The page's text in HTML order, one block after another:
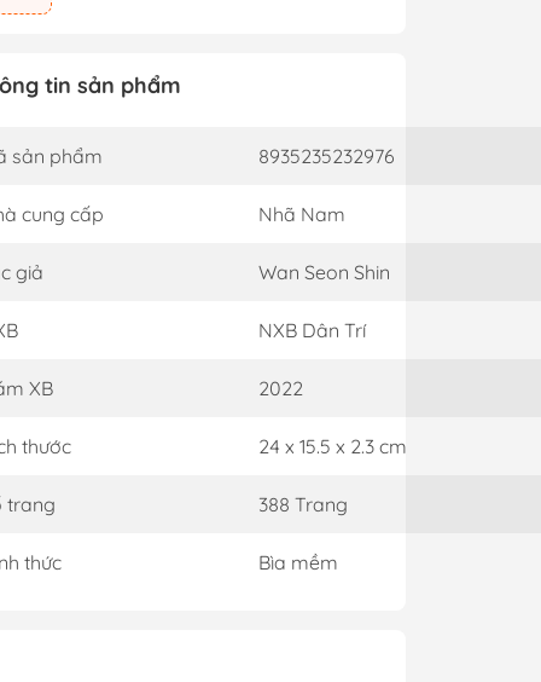
tin sản phẩm
sản phẩm 8935235232976
cung cấp Nhã Nam
giả Wan Seon Shin
NXB Dân Trí
XB 2022
thước 24 x 15.5 x 2.3 cm
trang 388 Trang
thức Bìa mềm